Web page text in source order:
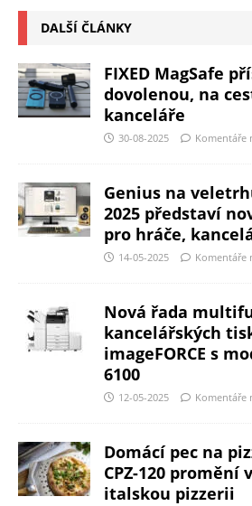
DALŠÍ ČLÁNKY
FIXED MagSafe
dovolenou, na
kanceláře
30-08-2025 Komentáře
Genius na
2025 představí
pro hráče,
14-05-2025 Komentáře
Nová řada
kancelářských
imageFORCE s
6100
12-05-2025 Komentáře
Domácí pec na
CPZ-120 promění
italskou pizzerii